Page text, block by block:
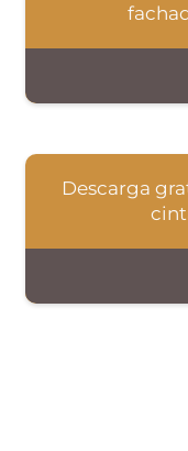
Descarga